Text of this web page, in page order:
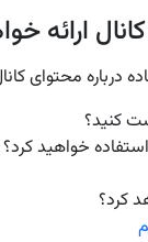
ارائه
درباره محتوای
کنید؟
خواهید کرد؟
کرد؟